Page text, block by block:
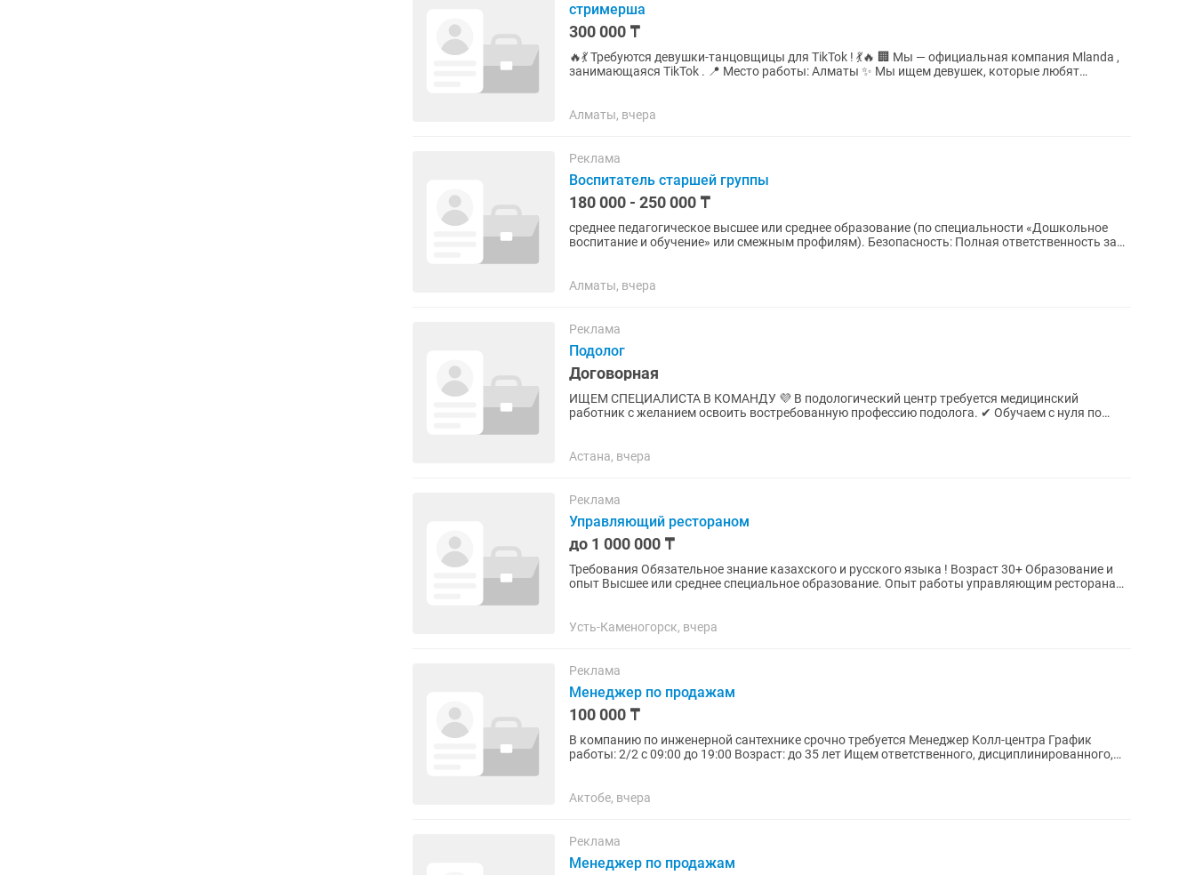
стримерша
300 000 ₸
🔥💃 Требуются девушки-танцовщицы для TikTok ! 💃🔥 🏢 Мы — официальная компания Mlanda ,
занимающаяся TikTok . 📍 Место работы: Алматы ✨ Мы ищем девушек, которые любят
Алматы, вчера
Реклама
Воспитатель старшей группы
180 000 - 250 000 ₸
среднее педагогическое высшее или среднее образование (по специальности «Дошкольное
воспитание и обучение» или смежным профилям). Безопасность: Полная ответственность за
Алматы, вчера
Реклама
Подолог
Договорная
ИЩЕМ СПЕЦИАЛИСТА В КОМАНДУ 💜 В подологический центр требуется медицинский
работник с желанием освоить востребованную профессию подолога. ✔ Обучаем с нуля по
Астана, вчера
Реклама
Управляющий рестораном
до 1 000 000 ₸
Требования Обязательное знание казахского и русского языка ! Возраст 30+ Образование и
опыт Высшее или среднее специальное образование. Опыт работы управляющим ресторана
Усть-Каменогорск, вчера
Реклама
Менеджер по продажам
100 000 ₸
В компанию по инженерной сантехнике срочно требуется Менеджер Колл-центра График
работы: 2/2 с 09:00 до 19:00 Возраст: до 35 лет Ищем ответственного, дисциплинированного,
Актобе, вчера
Реклама
Менеджер по продажам